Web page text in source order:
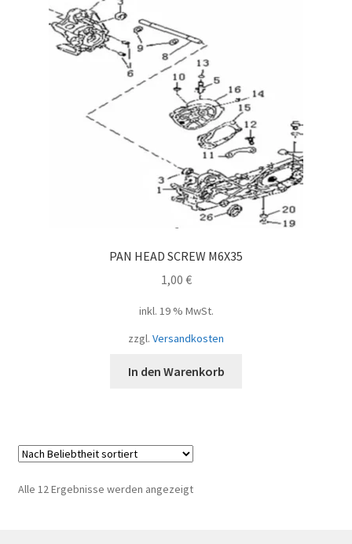
PAN HEAD SCREW M6X35
1,00 €
inkl. 19 % MwSt.
zzgl. Versandkosten
In den Warenkorb
Alle 12 Ergebnisse werden angezeigtNach